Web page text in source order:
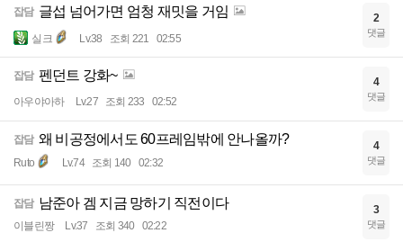
잡담 글섭 넘어가면 엄청 재밋을 거임
실크 Lv.38 조회 221 02:55
2
댓글
잡담 펜던트 강화~
아우야아하 Lv.27 조회 233 02:52
4
댓글
잡담 왜 비공정에서도 60프레임밖에 안나올까?
Ruto Lv.74 조회 140 02:32
4
댓글
잡담 남준아 겜 지금 망하기 직전이다
이블린짱 Lv.37 조회 340 02:22
3
댓글